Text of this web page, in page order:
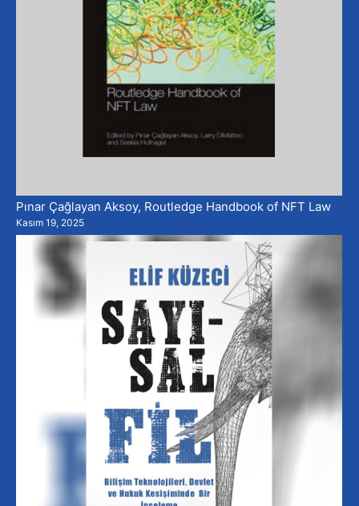
Pınar Çağlayan Aksoy, Routledge Handbook of NFT Law
Kasım 19, 2025